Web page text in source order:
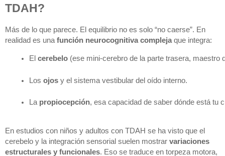
TDAH?
Más de lo que parece. El equilibrio no es solo “no caerse”. En
realidad es una función neurocognitiva compleja que integra:
El cerebelo (ese mini-cerebro de la parte trasera, maestro
Los ojos y el sistema vestibular del oído interno.
La propiocepción, esa capacidad de saber dónde está tu
En estudios con niños y adultos con TDAH se ha visto que el
cerebelo y la integración sensorial suelen mostrar variaciones
estructurales y funcionales. Eso se traduce en torpeza motora,